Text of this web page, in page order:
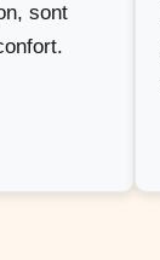
sont